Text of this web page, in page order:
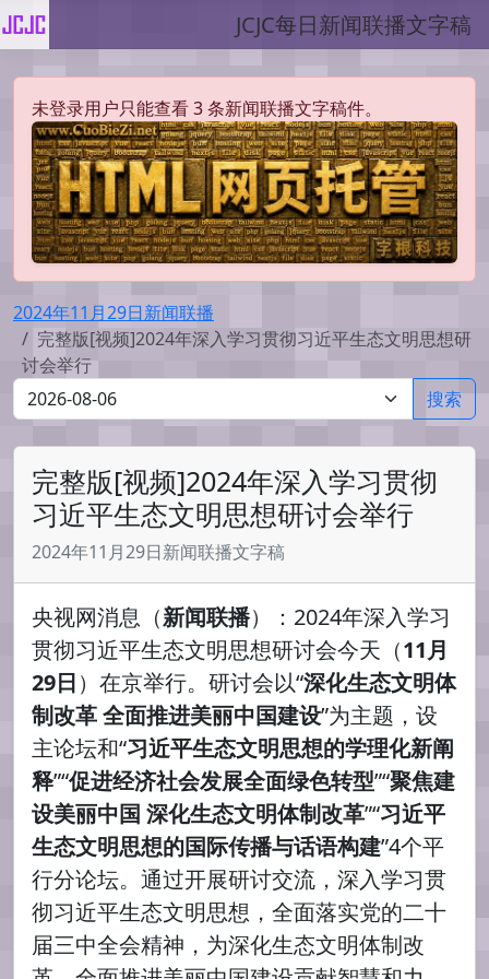
JCJC每日新闻联播文字稿
未登录用户只能查看 3 条新闻联播文字稿件。
2024年11月29日新闻联播
完整版[视频]2024年深入学习贯彻习近平生态文明思想研
讨会举行
搜索
完整版[视频]2024年深入学习贯彻
习近平生态文明思想研讨会举行
2024年11月29日新闻联播文字稿
央视网消息（新闻联播）：2024年深入学习
贯彻习近平生态文明思想研讨会今天（11月
29日）在京举行。研讨会以“深化生态文明体
制改革 全面推进美丽中国建设”为主题，设
主论坛和“习近平生态文明思想的学理化新阐
释”“促进经济社会发展全面绿色转型”“聚焦建
设美丽中国 深化生态文明体制改革”“习近平
生态文明思想的国际传播与话语构建”4个平
行分论坛。通过开展研讨交流，深入学习贯
彻习近平生态文明思想，全面落实党的二十
届三中全会精神，为深化生态文明体制改